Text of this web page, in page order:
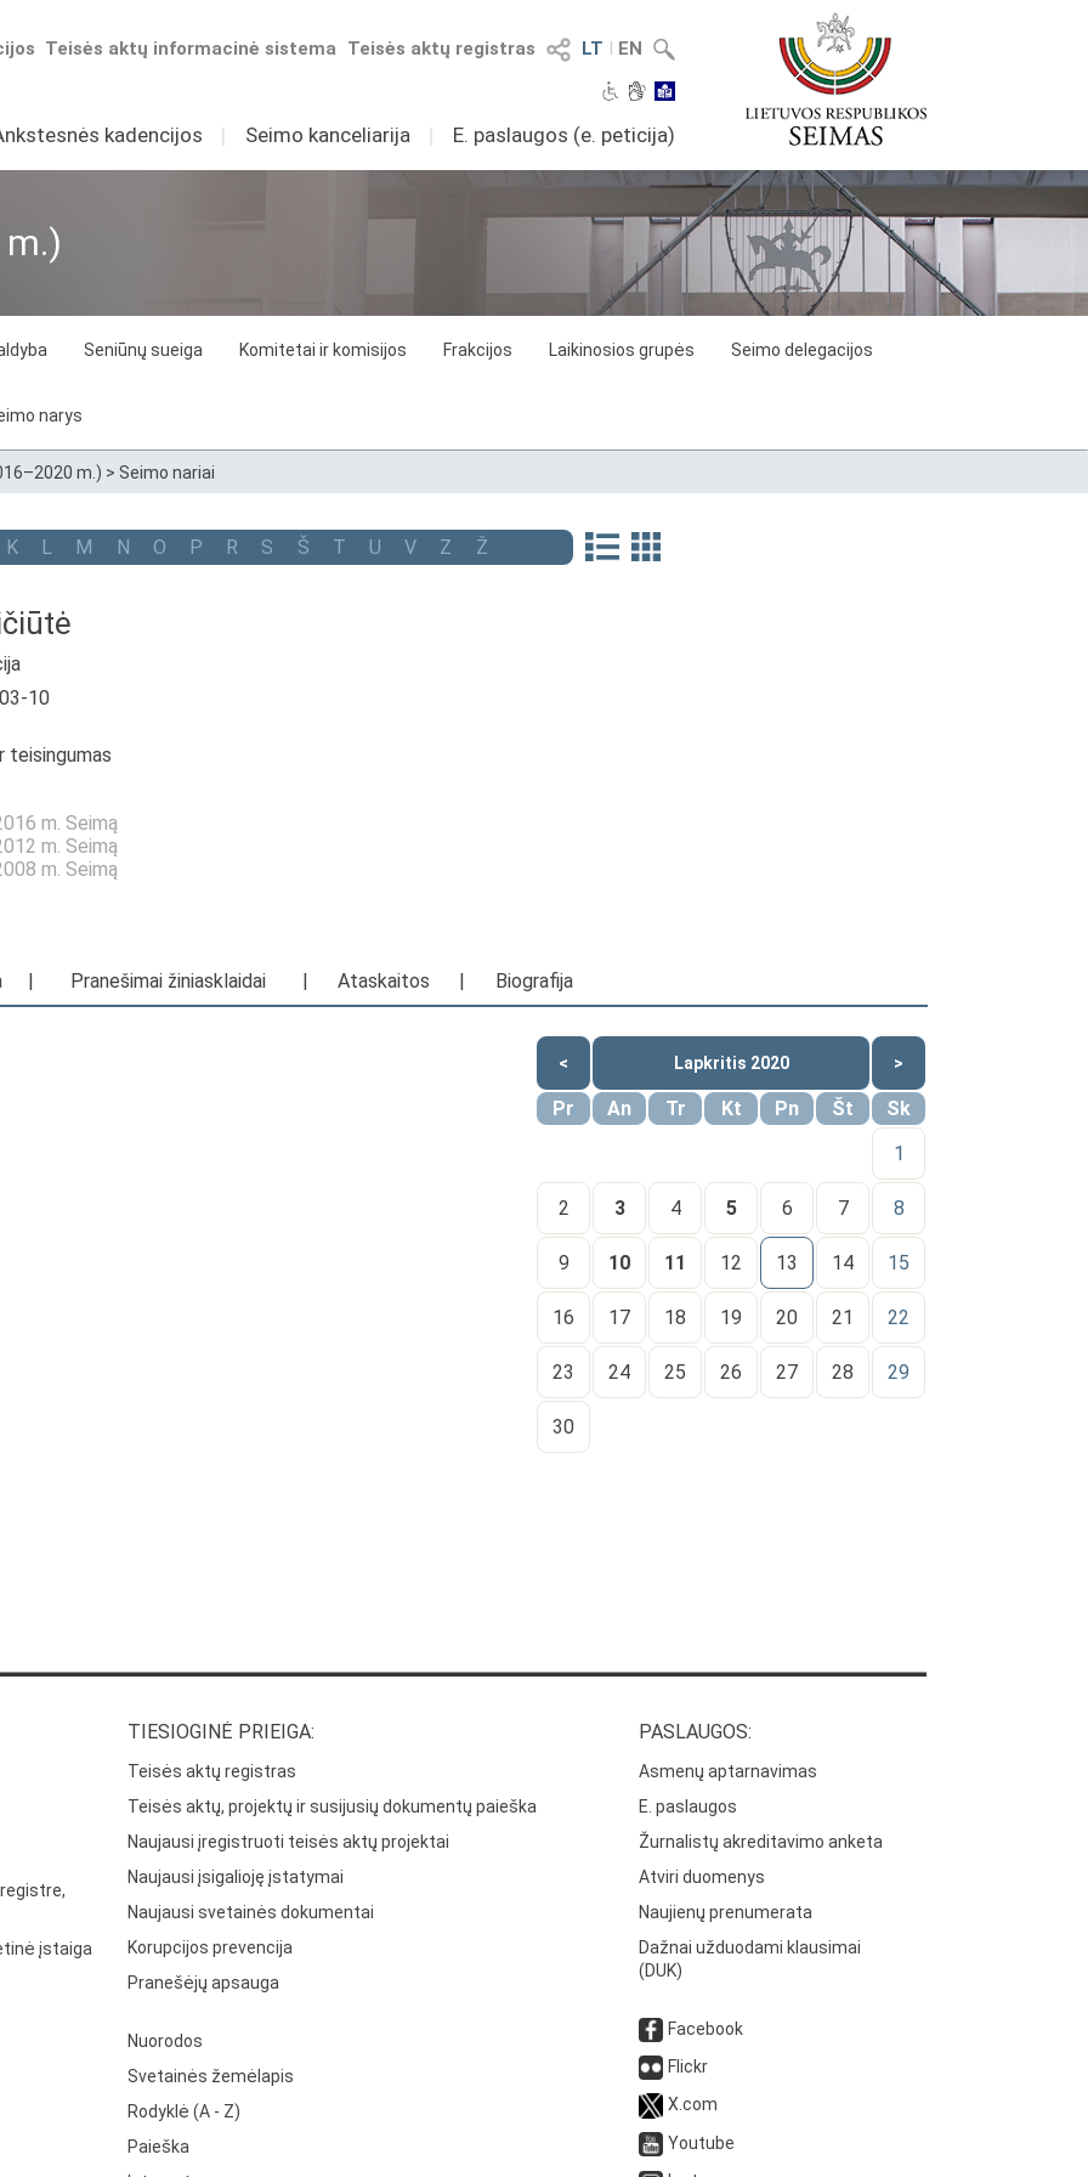
LT I EN
Teisės aktų registras
Teisės aktų informacinė sistema
kadencijos I Seimo kanceliarija I E. paslaugos (e. peticija)
Seniūnų sueiga Komitetai ir komisijos Frakcijos Laikinosios grupės
Seimo delegacijos
narys
m.) > Seimo nariai
K L M N O P R S Š T U V Z Ž
10
teisingumas
m. Seimą
m. Seimą
m. Seimą
Pranešimai žiniasklaidai Ataskaitos Biografija
< Lapkritis 2020 >
Pr An Tr Kt Pn Št
Sk
1
2 3 4 5 6 7 8
9 10 11 12 13 14 15
16 17 18 19 20 21 22
23 24 25 26 27 28 29
30
įstaiga
TIESIOGINĖ PRIEIGA:
Teisės aktų registras
Teisės aktų, projektų ir susijusių dokumentų paieška
Naujausi įregistruoti teisės aktų projektai
Naujausi įsigalioję įstatymai
Naujausi svetainės dokumentai
Korupcijos prevencija
Pranešėjų apsauga
Nuorodos
Svetainės žemėlapis
Rodyklė (A - Z)
Paieška
PASLAUGOS:
Asmenų aptarnavimas
E. paslaugos
Žurnalistų akreditavimo anketa
Atviri duomenys
Naujienų prenumerata
Dažnai užduodami klausimai
(DUK)
Facebook
Flickr
X.com
Youtube